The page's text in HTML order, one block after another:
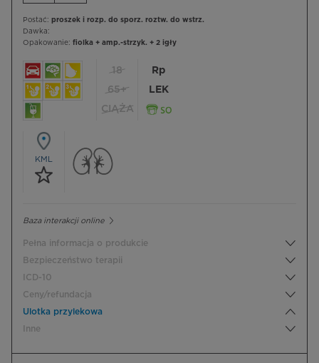
Postać: proszek i rozp. do sporz. roztw. do wstrz.
Dawka:
Opakowanie: fiolka + amp.-strzyk. + 2 igły
18
65+
CIĄŻA
Rp
LEK
KML
Baza interakcji online
Pełna informacja o produkcie
Bezpieczeństwo terapii
ICD-10
Ceny/refundacja
Ulotka przylekowa
Inne